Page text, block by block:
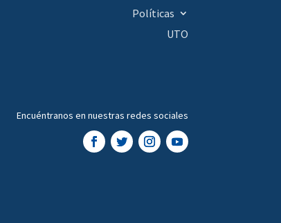
Políticas
UTO
Encuéntranos en nuestras redes sociales